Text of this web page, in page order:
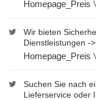
Homepage_Preis
Wir bieten
Dienstleistungen ->
Homepage_Preis
Suchen Sie nach
Lieferservice oder